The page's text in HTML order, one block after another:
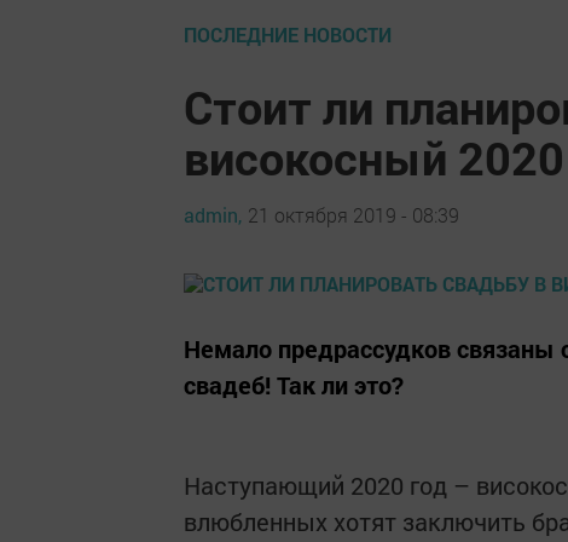
ПОСЛЕДНИЕ НОВОСТИ
Стоит ли
високосный
admin, 21 октября 2019 - 08:39
Немало предрассудков
свадеб! Так ли это?
Наступающий 2020 год –
влюбленных хотят заключить